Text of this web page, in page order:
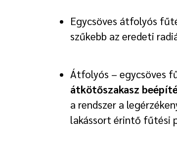
Egycsöves átfolyós
szűkebb az eredeti
Átfolyós – egycsöves
átkötőszakasz
a rendszer a
lakássort érintő fűtési